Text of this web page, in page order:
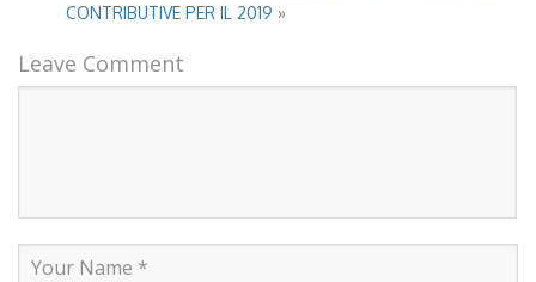
CONTRIBUTIVE PER IL 2019 »
Leave Comment